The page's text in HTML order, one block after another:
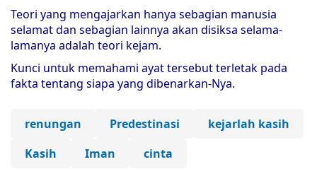
Teori yang mengajarkan hanya sebagian manusia
selamat dan sebagian lainnya akan disiksa selama-
lamanya adalah teori kejam.
Kunci untuk memahami ayat tersebut terletak pada
fakta tentang siapa yang dibenarkan-Nya.
renungan Predestinasi
kejarlah kasih
Kasih
Iman cinta